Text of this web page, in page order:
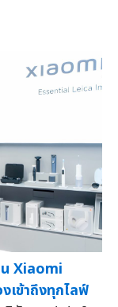
น Xiaomi
เข้าถึงทุกไลฟ์